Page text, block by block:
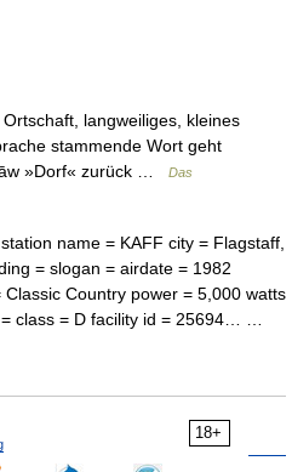
langweiliges, kleines
stammende Wort geht
»Dorf« zurück …
Das
name = KAFF city = Flagstaff,
= slogan = airdate = 1982
Country power = 5,000 watts
class = D facility id = 25694… …
18+